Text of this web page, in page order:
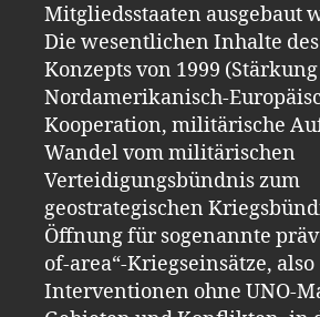
Mitgliedsstaaten ausgebaut
Die wesentlichen Inhalte
Konzepts von 1999
Nordamerikanisch-
Kooperation, militärische
Wandel vom militärischen
Verteidigungsbündnis zum
geostrategischen
Öffnung für sogenannte
of-area“-Kriegseinsätze, also
Interventionen ohne UNO-